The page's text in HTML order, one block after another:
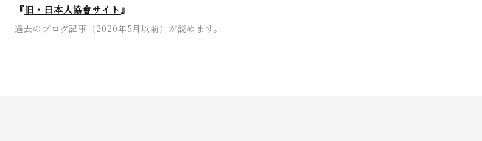
『旧・日本人協會サイト』
過去のブログ記事（2020年5月以前）が読めます。